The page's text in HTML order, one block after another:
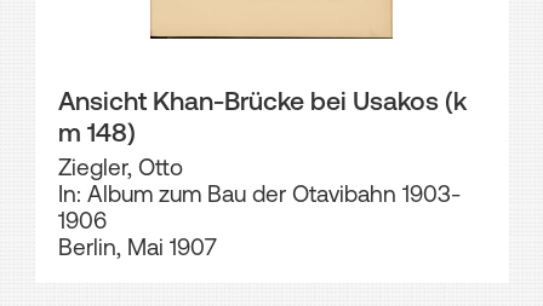
Ansicht Khan-Brücke bei Usakos (k
m 148)
Ziegler, Otto
In: Album zum Bau der Otavibahn 1903-
1906
Berlin, Mai 1907